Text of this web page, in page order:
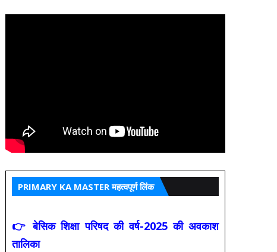
PRIMARY KA MASTER महत्वपूर्ण लिंक
👉 बेसिक शिक्षा परिषद की वर्ष-2025 की अवकाश
तालिका